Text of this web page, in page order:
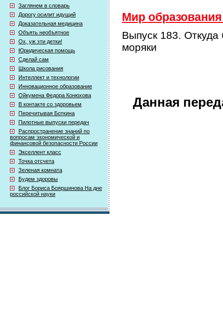
Заглянем в словарь
Дорогу осилит идущий
Доказательная медицина
Объять необъятное
Ох, уж эти детки!
Юридическая помощь
Сделай сам
Школа рисования
Интеллект и технологии
Инновационное образование
Ойкумена Федора Конюхова
В контакте со здоровьем
Перечитывая Боткина
Пилотные выпуски передач
Распространение знаний по
вопросам экономической и
финансовой безопасности России
Экселлент класс
Точка отсчета
Зеленая комната
Будем здоровы
Блог Бориса Бояршинова На дне
российской науки
Мир
Выпуск 183. Откуда
моряки
Данная